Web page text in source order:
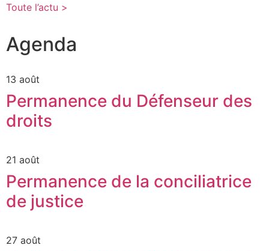
Toute l’actu >
Agenda
13 août
Permanence du Défenseur des
droits
21 août
Permanence de la conciliatrice
de justice
27 août